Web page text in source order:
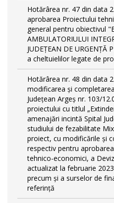
Hotărârea nr. 47 din data
aprobarea Proiectului
general pentru obiectivul
AMBULATORIULUI
JUDEȚEAN DE URGENȚĂ
a cheltuielilor legate de
Hotărârea nr. 48 din data
modificarea și
Județean Argeș nr. 103/
proiectului cu titlul
amenajări incintă Spital
studiului de fezabilitate
proiect, cu modificările și
respectiv pentru
tehnico-economici, a
actualizat la februarie
precum și a surselor de
referință